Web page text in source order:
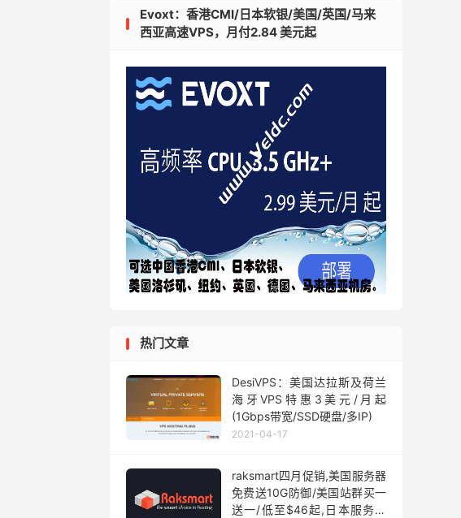
Evoxt：香港CMI/日本软银/美国/英国/马来
西亚高速VPS，月付2.84 美元起
热门文章
DesiVPS：美国达拉斯及荷兰
海牙VPS特惠3美元/月起
(1Gbps带宽/SSD硬盘/多IP)
2021-04-17
raksmart四月促销,美国服务器
免费送10G防御/美国站群买一
送一/低至$46起,日本服务器